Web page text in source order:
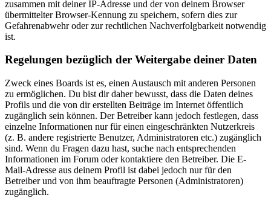
zusammen mit deiner IP-Adresse und der von deinem Browser
übermittelter Browser-Kennung zu speichern, sofern dies zur
Gefahrenabwehr oder zur rechtlichen Nachverfolgbarkeit notwendig
ist.
Regelungen bezüglich der Weitergabe deiner Daten
Zweck eines Boards ist es, einen Austausch mit anderen Personen
zu ermöglichen. Du bist dir daher bewusst, dass die Daten deines
Profils und die von dir erstellten Beiträge im Internet öffentlich
zugänglich sein können. Der Betreiber kann jedoch festlegen, dass
einzelne Informationen nur für einen eingeschränkten Nutzerkreis
(z. B. andere registrierte Benutzer, Administratoren etc.) zugänglich
sind. Wenn du Fragen dazu hast, suche nach entsprechenden
Informationen im Forum oder kontaktiere den Betreiber. Die E-
Mail-Adresse aus deinem Profil ist dabei jedoch nur für den
Betreiber und von ihm beauftragte Personen (Administratoren)
zugänglich.